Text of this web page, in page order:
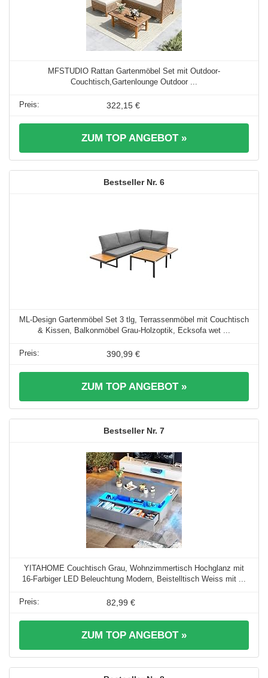
MFSTUDIO Rattan Gartenmöbel Set mit Outdoor-
Couchtisch,Gartenlounge Outdoor ...
322,15 €
ZUM TOP ANGEBOT »
6
ML-Design Gartenmöbel Set 3 tlg, Terrassenmöbel mit Couchtisch
& Kissen, Balkonmöbel Grau-Holzoptik, Ecksofa wet ...
390,99 €
ZUM TOP ANGEBOT »
7
YITAHOME Couchtisch Grau, Wohnzimmertisch Hochglanz mit
16-Farbiger LED Beleuchtung Modern, Beistelltisch Weiss mit ...
82,99 €
ZUM TOP ANGEBOT »